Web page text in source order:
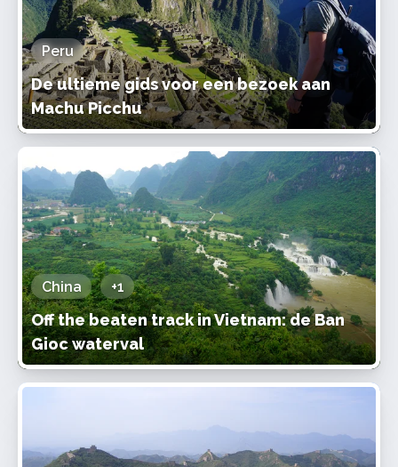
Peru
De ultieme gids voor een bezoek aan
Machu Picchu
China +1
Off the beaten track in Vietnam: de Ban
Gioc waterval